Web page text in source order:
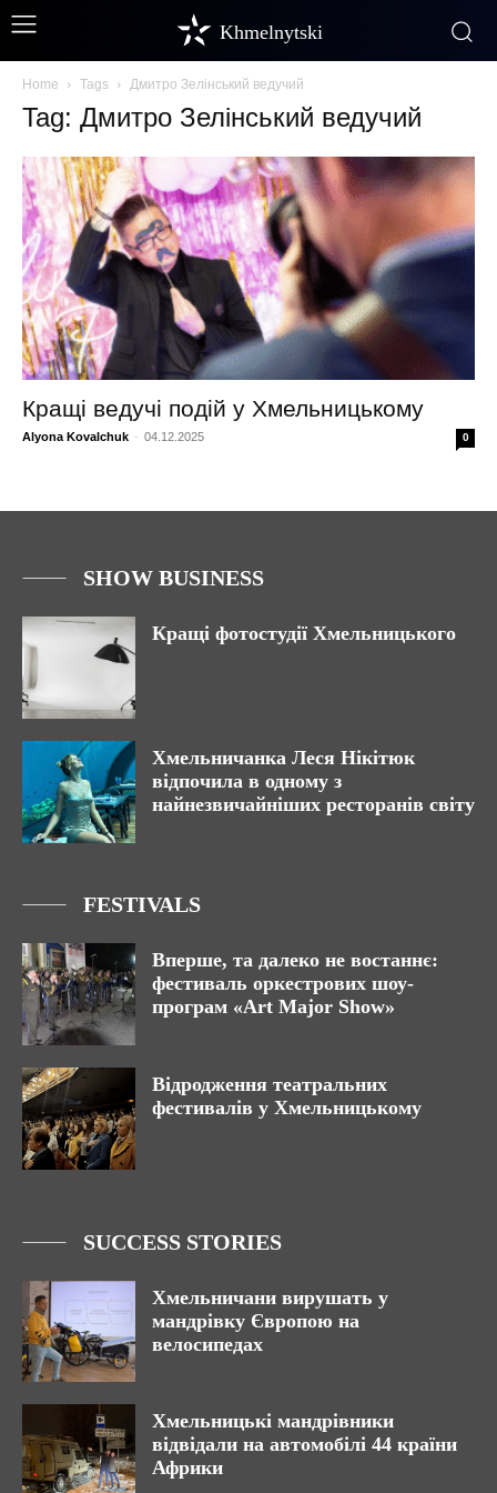
Khmelnytski
Home Tags Дмитро Зелінський ведучий
Tag: Дмитро Зелінський ведучий
Кращі ведучі подій у Хмельницькому
Alyona Kovalchuk - 04.12.2025 0
SHOW BUSINESS
Кращі фотостудії Хмельницького
Хмельничанка Леся Нікітюк
відпочила в одному з
найнезвичайніших ресторанів світу
FESTIVALS
Вперше, та далеко не востаннє:
фестиваль оркестрових шоу-
програм «Art Major Show»
Відродження театральних
фестивалів у Хмельницькому
SUCCESS STORIES
Хмельничани вирушать у
мандрівку Європою на
велосипедах
Хмельницькі мандрівники
відвідали на автомобілі 44 країни
Африки